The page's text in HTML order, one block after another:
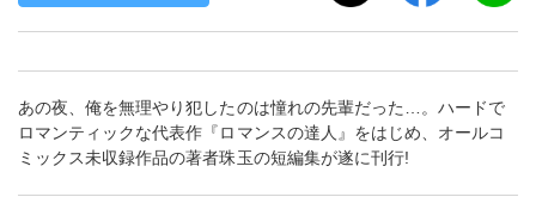
あの夜、俺を無理やり犯したのは憧れの先輩だった…。ハードで
ロマンティックな代表作『ロマンスの達人』をはじめ、オールコ
ミックス未収録作品の著者珠玉の短編集が遂に刊行!